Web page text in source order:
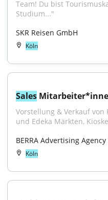
Team! Du bist
Studium..."
SKR Reisen GmbH
Köln
Sales
Vorstellung & Verkauf von
und Edeka Märkten,
BERRA Advertising Agency
Köln